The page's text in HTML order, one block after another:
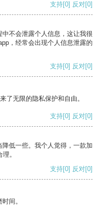
支持[0] 反对[0]
不会泄露个人信息，这让我很
，经常会出现个人信息泄露的
支持[0] 反对[0]
了无限的隐私保护和自由。
支持[0] 反对[0]
低一些。我个人觉得，一款加
。
支持[0] 反对[0]
间。